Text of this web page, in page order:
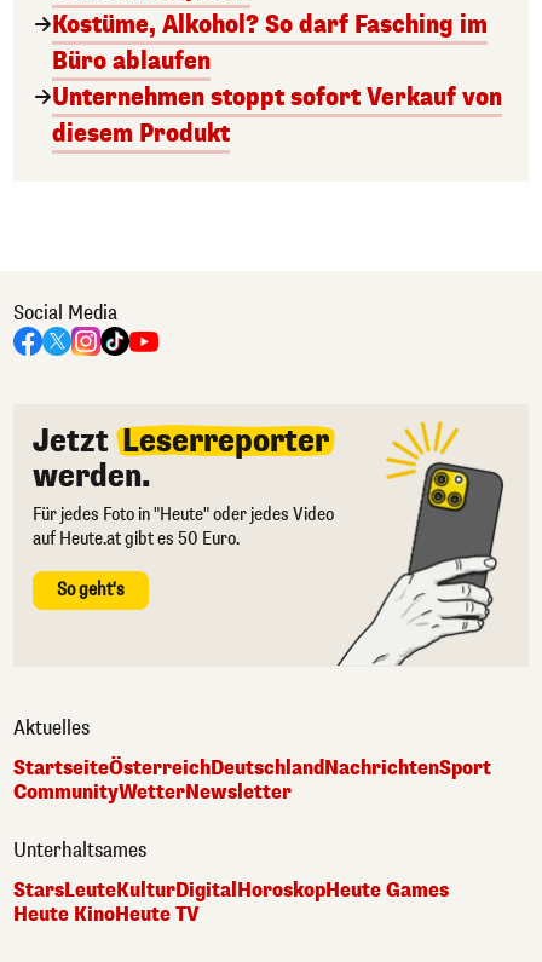
Kostüme, Alkohol? So darf Fasching im
Büro ablaufen
Unternehmen stoppt sofort Verkauf von
diesem Produkt
Social Media
Jetzt Leserreporter
werden.
Für jedes Foto in "Heute" oder jedes Video
auf Heute.at gibt es 50 Euro.
So geht's
Aktuelles
StartseiteÖsterreichDeutschlandNachrichtenSport
CommunityWetterNewsletter
Unterhaltsames
StarsLeuteKulturDigital HoroskopHeute Games
Heute KinoHeute TV